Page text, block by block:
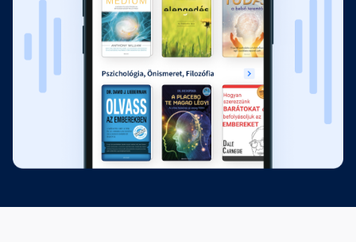
Fejezet hossza: 00:19:25
14. fejezet
Fejezet hossza: 00:11:48
15. fejezet
Fejezet hossza: 00:22:46